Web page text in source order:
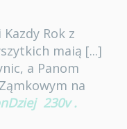
Rok z
maią [...]
a Panom
na
230v .